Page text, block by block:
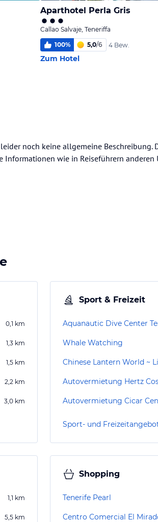
Aparthotel Perla Gris
Callao Salvaje, Teneriffa
100% 5,0/6 4 Bew.
Zum Hotel
noch keine allgemeine Beschreibung.
Informationen wie in Reiseführern anderen
0,1 km
1,3 km
1,5 km
2,2 km
3,0 km
Sport & Freizeit
Aquanautic Dive Center
Whale Watching
Autovermietung Hertz
Sport- und
1,1 km
5,5 km
Shopping
Tenerife Pearl
Centro Comercial El